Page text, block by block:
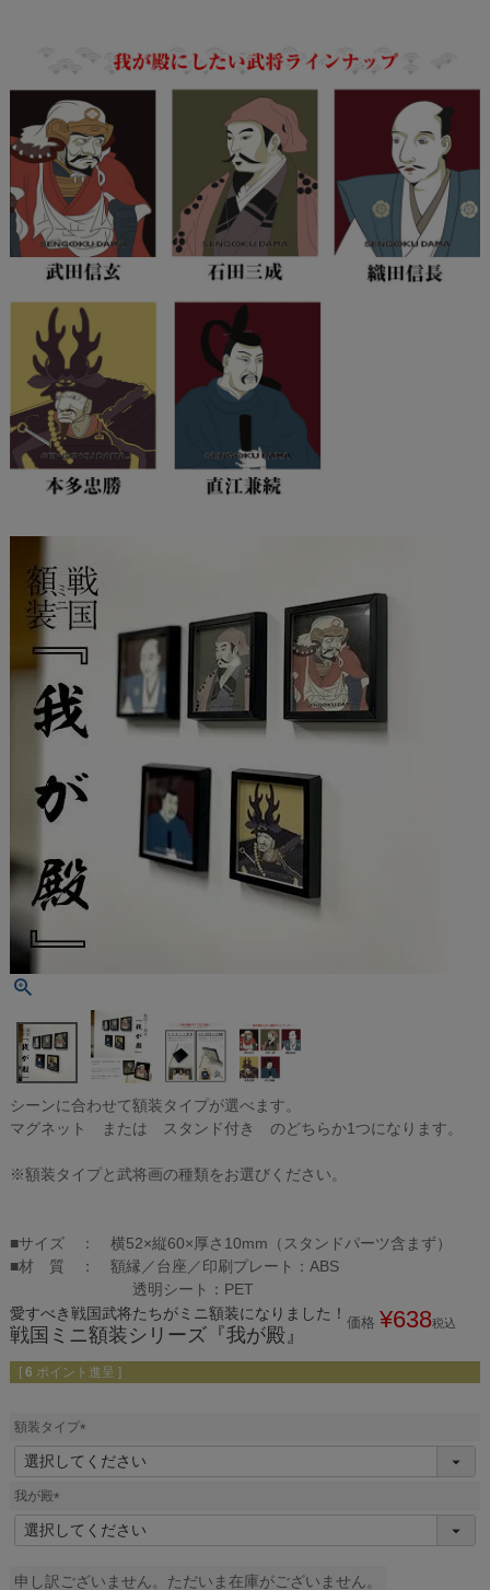
シーンに合わせて額装タイプが選べます。
マグネット または スタンド付き のどちらか1つになります。
※額装タイプと武将画の種類をお選びください。
■サイズ ： 横52×縦60×厚さ10mm（スタンドパーツ含まず）
■材 質 ： 額縁／台座／印刷プレート：ABS
透明シート：PET
愛すべき戦国武将たちがミニ額装になりました！
戦国ミニ額装シリーズ『我が殿』
価格 ¥638税込
[ 6 ポイント進呈 ]
額装タイプ
(
必
我が殿
(
必
)
申し訳ございません。ただいま在庫がございません。